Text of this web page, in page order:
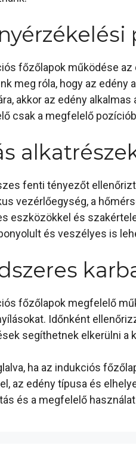
főzőlapok működése
meg róla, hogy az
akkor az edény
csak a megfelelő
fenti tényezőt
vezérlőegység, a
eszközökkel és
és veszélyes is
főzőlapok megfelelő
Időnként
segíthetnek elkerülni a
ha az indukciós
az edény típusa és
és a megfelelő